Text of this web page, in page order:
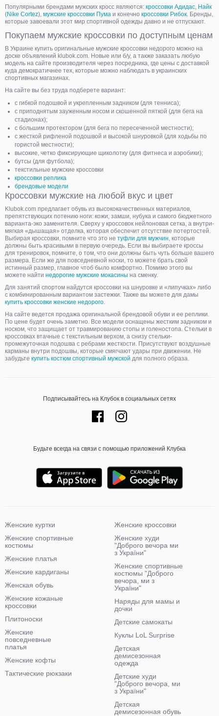
Популярными брендами мужских кросс являются: кроссовки Адидас, Найк
(Nike Cortez), мужские кроссовки Пума и конечно кроссовки Рибок. Бренды,
которые завоевали этот мир спортивной одежды давно и не отпускают.
Покупаем мужские кроссовки по доступным ценам
В Украине купить оригинальные мужские кроссовки недорого можно на
доске объявлений klubok.com. Новые или б/у, а также заказать любую
модель на сайте производителя через посредника, где цены с доставкой
куда демократичнее тех, которые можно наблюдать в украинских
спортивных магазинах.
На сайте вы без труда подберете вариант:
с гибкой подошвой и укрепленным задником (для тенниса);
с приподнятым зауженным носом и скошенной пяткой (для бега на
стадионах);
с большим протектором (для бега по пересеченной местности);
с жесткой рифленой подошвой и высокой шнуровкой (для ходьбы по
гористой местности);
высокие, четко фиксирующие щиколотку (для фитнеса и аэробики);
бутсы (для футбола);
текстильные мужские кроссовки
кроссовки реплика
брендовые модели
Кроссовки мужские на любой вкус и цвет
Klubok.com предлагает обувь из высококачественных материалов,
препятствующих потению ноги: кожи, замши, нубука и самого бюджетного
варианта-эко заменителя. Сверху у кроссовок нейлоновая сетка, а внутри-
мягкая «дышащая» отделка, которая обеспечит отсутствие потертостей.
Выбирая кроссовки, помните что это не туфли для мужчин, которые
должны быть красивыми в первую очередь. Если вы выбираете кроссы
для тренировок, помните, о том, что они должны быть чуть больше вашего
размера. Если же для повседневной носки, то можете брать свой
истинный размер, главное чтоб было комфортно. Помимо этого вы
можете найти недорогие мужские мокасины на сменку.
Для занятий спортом найдутся кроссовки на шнуровке и «липучках» либо
с комбинированным вариантом застежки. Также вы можете для дамы
купить кроссовки женские недорого.
На сайте ведется продажа оригинальной брендовой обуви и ее реплики.
По цене будет очень заметно. Все модели оснащены жестким задником и
носком, что защищает от травмированию стопы и голеностопа. Стельки в
кроссовках втачные с текстильным верхом, а снизу стельки-
промежуточная подошва с ребрами жесткости. Присутствуют воздушные
карманы внутри подошвы, которые смягчают удары при движении. Не
забудьте купить костюм спортивный мужской для полного образа.
Подписывайтесь на Клубок в социальных сетях
Будьте всегда на связи с помощью приложений Клубка
Женские куртки
Женские спортивные
костюмы
Женские платья
Женские кардиганы
Женская обувь
Женские кожаные
кроссовки
Плитоноски
Женские
повседневные
платья
Женские кофты
Тактические рюкзаки
Женские кроссовки
Женские худи
"Доброго вечора ми
з України"
Женские спортивные
костюмы "Доброго
вечора, ми з
України"
Наряды для мамы и
дочки
Детские самокаты
Куклы LoL Surprise
Детская
демисезонная
одежда
Детские худи
"Доброго вечора, ми
з України"
Детская
демисезонная обувь